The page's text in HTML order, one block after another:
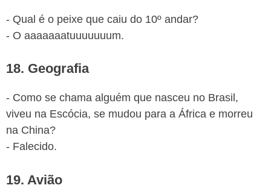
- Qual é o peixe que caiu do 10º andar?
- O aaaaaaatuuuuuuum.
18. Geografia
- Como se chama alguém que nasceu no Brasil,
viveu na Escócia, se mudou para a África e morreu
na China?
- Falecido.
19. Avião